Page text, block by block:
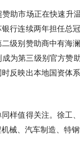
助市场正在快速升
行连续两年担任总
级别赞助商中有海
为第三级别官方赞
反映出本地国资体
样值得关注。徐工
械、汽车制造、特